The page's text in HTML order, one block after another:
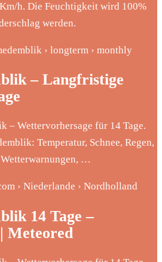
h. Die Feuchtigkeit wird 100%
werden.
› longterm › monthly
– Langfristige
– Wettervorhersage für 14 Tage.
Temperatur, Schnee, Regen,
…
› Niederlande › Nordholland
14 Tage –
Meteored